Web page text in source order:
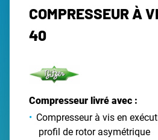
COMPRESSEUR À
40
Compresseur livré avec :
Compresseur à vis en
profil de rotor asymétrique